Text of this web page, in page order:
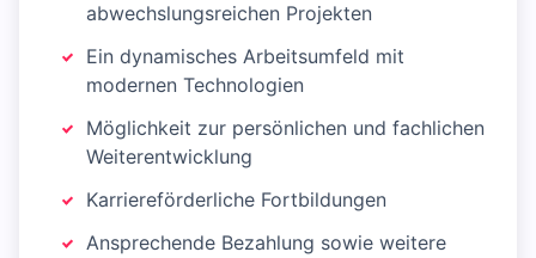
abwechslungsreichen Projekten
Ein dynamisches Arbeitsumfeld mit
modernen Technologien
Möglichkeit zur persönlichen und fachlichen
Weiterentwicklung
Karriereförderliche Fortbildungen
Ansprechende Bezahlung sowie weitere